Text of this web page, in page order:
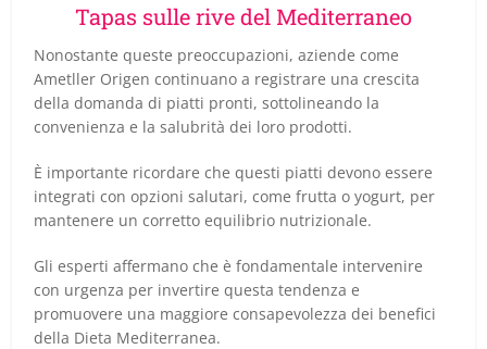
Tapas sulle rive del Mediterraneo
Nonostante queste preoccupazioni, aziende come
Ametller Origen continuano a registrare una crescita
della domanda di piatti pronti, sottolineando la
convenienza e la salubrità dei loro prodotti.
È importante ricordare che questi piatti devono essere
integrati con opzioni salutari, come frutta o yogurt, per
mantenere un corretto equilibrio nutrizionale.
Gli esperti affermano che è fondamentale intervenire
con urgenza per invertire questa tendenza e
promuovere una maggiore consapevolezza dei benefici
della Dieta Mediterranea.